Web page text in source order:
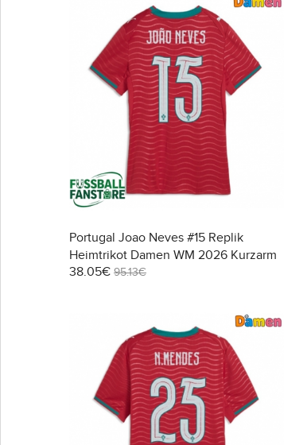
Portugal Joao Neves #15 Replik
Heimtrikot Damen WM 2026 Kurzarm
38.05€ 95.13€